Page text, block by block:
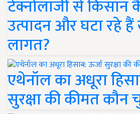
टेक्नोलॉजी से किसान
उत्पादन और घटा रहे
लागत?
एथेनॉल का अधूरा
सुरक्षा की कीमत कौन